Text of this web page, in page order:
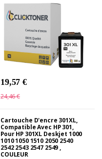
19,57 €
24,46 €
Cartouche D'encre 301XL,
Compatible Avec HP 301,
Pour HP 301XL Deskjet 1000
1010 1050 1510 2050 2540
2542 2543 2547 2549 ,
COULEUR